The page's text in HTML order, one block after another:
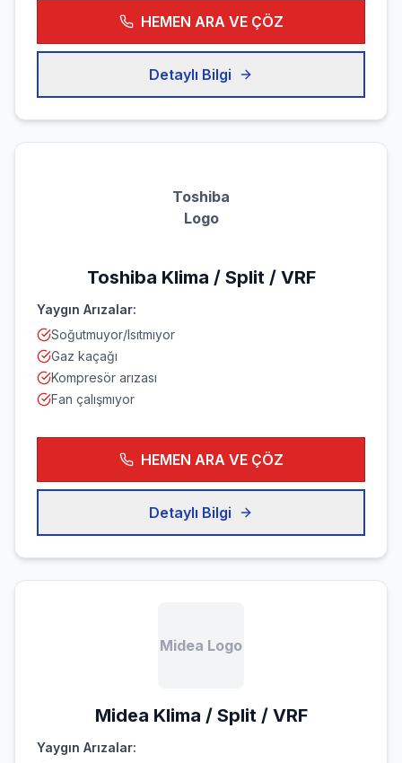
HEMEN ARA VE ÇÖZ
Detaylı Bilgi
Toshiba
Logo
Toshiba Klima / Split / VRF
Yaygın Arızalar:
Soğutmuyor/Isıtmıyor
Gaz kaçağı
Kompresör arızası
Fan çalışmıyor
HEMEN ARA VE ÇÖZ
Detaylı Bilgi
Midea Logo
Midea Klima / Split / VRF
Yaygın Arızalar: